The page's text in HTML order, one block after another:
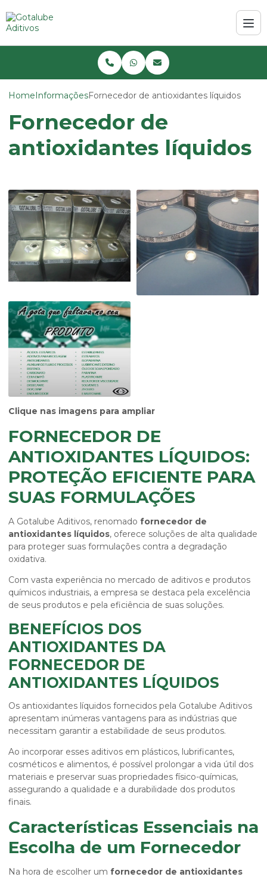
HomeInformaçõesFornecedor de antioxidantes líquidos
Fornecedor de
antioxidantes líquidos
Clique nas imagens para ampliar
FORNECEDOR DE
ANTIOXIDANTES LÍQUIDOS:
PROTEÇÃO EFICIENTE PARA
SUAS FORMULAÇÕES
A Gotalube Aditivos, renomado fornecedor de
antioxidantes líquidos, oferece soluções de alta qualidade
para proteger suas formulações contra a degradação
oxidativa.
Com vasta experiência no mercado de aditivos e produtos
químicos industriais, a empresa se destaca pela excelência
de seus produtos e pela eficiência de suas soluções.
BENEFÍCIOS DOS
ANTIOXIDANTES DA
FORNECEDOR DE
ANTIOXIDANTES LÍQUIDOS
Os antioxidantes líquidos fornecidos pela Gotalube Aditivos
apresentam inúmeras vantagens para as indústrias que
necessitam garantir a estabilidade de seus produtos.
Ao incorporar esses aditivos em plásticos, lubrificantes,
cosméticos e alimentos, é possível prolongar a vida útil dos
materiais e preservar suas propriedades físico-químicas,
assegurando a qualidade e a durabilidade dos produtos
finais.
Características Essenciais na
Escolha de um Fornecedor
Na hora de escolher um fornecedor de antioxidantes